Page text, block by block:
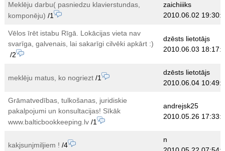
Meklēju darbu( pasniedzu klavierstundas,
komponēju) /1
zaichiiiks
2010.06.02
Vēlos īrēt istabu Rīgā. Lokācijas vieta nav
svarīga, galvenais, lai sakarīgi cilvēki apkārt :)
/2
dzēsts lietotājs
2010.06.03
meklēju matus, ko nogriezt/1
dzēsts lietotājs
2010.06.04
Grāmatvedības, tulkošanas, juridiskie
pakalpojumi un konsultacijas! Sīkāk
www.balticbookkeeping.lv/1
andrejsk25
2010.05.26
kakjsunjmiljiem ! /4
n